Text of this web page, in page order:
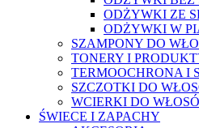
ODŻYWKI ZE
ODŻYWKI W
SZAMPONY DO
TONERY I
TERMOOCHRONA I
SZCZOTKI DO
WCIERKI DO
ŚWIECE I ZAPACHY